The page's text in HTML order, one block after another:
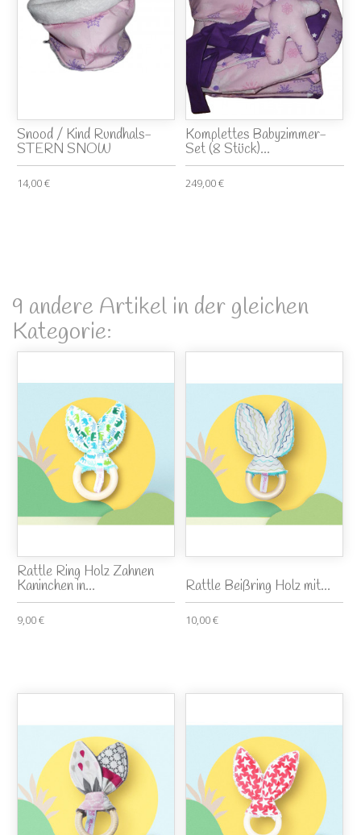
Snood / Kind Rundhals-
STERN SNOW
14,00 €
Komplettes Babyzimmer-
Set (8 Stück)...
249,00 €
9 andere Artikel in der gleichen
Kategorie:
Rattle Ring Holz Zahnen
Kaninchen in...
9,00 €
Rattle Beißring Holz mit...
10,00 €